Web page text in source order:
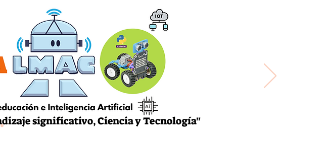
significativo, Ciencia y Tecnología"